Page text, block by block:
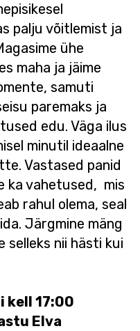
palju võitlemist ja
ühe
maha ja jäime
samuti
paremaks ja
edu. Väga ilus
minutil ideaalne
Vastased panid
ka vahetused, mis
rahul olema, seal
Järgmine mäng
selleks nii hästi kui
kell 17:00
Elva